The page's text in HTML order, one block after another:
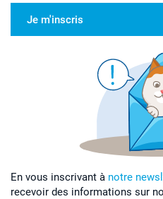
Je m'inscris
En vous inscrivant à notre
recevoir des informations sur